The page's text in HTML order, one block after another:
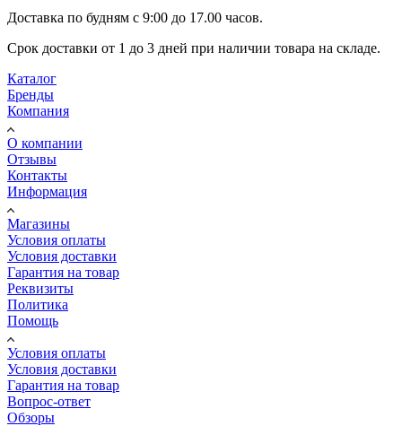
Доставка по будням с 9:00 до 17.00 часов.
Срок доставки от 1 до 3 дней при наличии товара на складе.
Каталог
Бренды
Компания
О компании
Отзывы
Контакты
Информация
Магазины
Условия оплаты
Условия доставки
Гарантия на товар
Реквизиты
Политика
Помощь
Условия оплаты
Условия доставки
Гарантия на товар
Вопрос-ответ
Обзоры